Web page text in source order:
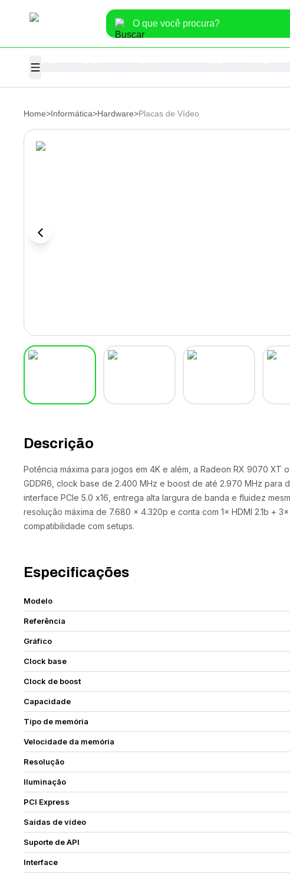
Home>Informática>Hardware>Placas de Vídeo
Descrição
Potência máxima para jogos em 4K e além, a Radeon RX 9070 XT
GDDR6, clock base de 2.400 MHz e boost de até 2.970 MHz para
interface PCIe 5.0 x16, entrega alta largura de banda e fluidez
resolução máxima de 7.680 × 4.320p e conta com 1× HDMI 2.1b +
compatibilidade com setups.
Especificações
Modelo
Referência
Gráfico
Clock base
Clock de boost
Capacidade
Tipo de memória
Velocidade da memória
Resolução
Iluminação
PCI Express
Saídas de vídeo
Suporte de API
Interface